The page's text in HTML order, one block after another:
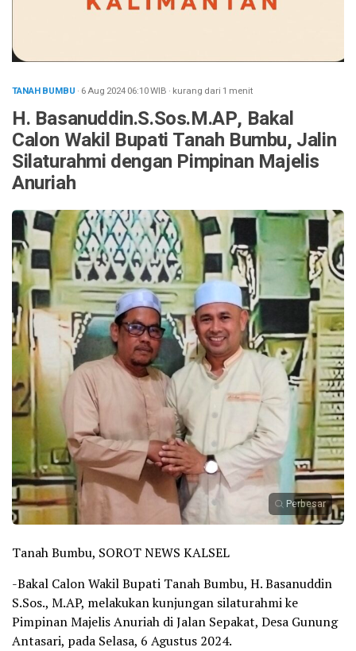
TANAH BUMBU · 6 Aug 202406:10WIB · kurang dari 1 menit
H. Basanuddin.S.Sos.M.AP, Bakal
Calon Wakil Bupati Tanah Bumbu, Jalin
Silaturahmi dengan Pimpinan Majelis
Anuriah
Perbesar
Tanah Bumbu, SOROT NEWS KALSEL
-Bakal Calon Wakil Bupati Tanah Bumbu, H. Basanuddin
S.Sos., M.AP, melakukan kunjungan silaturahmi ke
Pimpinan Majelis Anuriah di Jalan Sepakat, Desa Gunung
Antasari, pada Selasa, 6 Agustus 2024.